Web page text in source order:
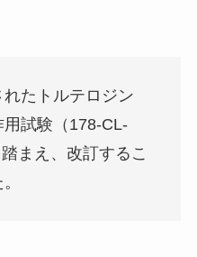
たトルテロジン
試験（178-CL-
まえ、改訂するこ